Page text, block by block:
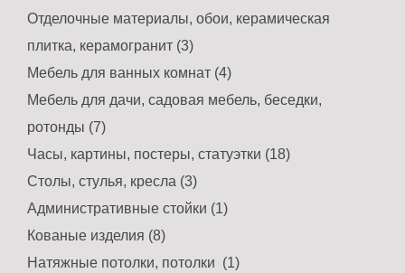
Отделочные материалы, обои, керамическая
плитка, керамогранит (3)
Мебель для ванных комнат (4)
Мебель для дачи, садовая мебель, беседки,
ротонды (7)
Часы, картины, постеры, статуэтки (18)
Столы, стулья, кресла (3)
Административные стойки (1)
Кованые изделия (8)
Натяжные потолки, потолки (1)